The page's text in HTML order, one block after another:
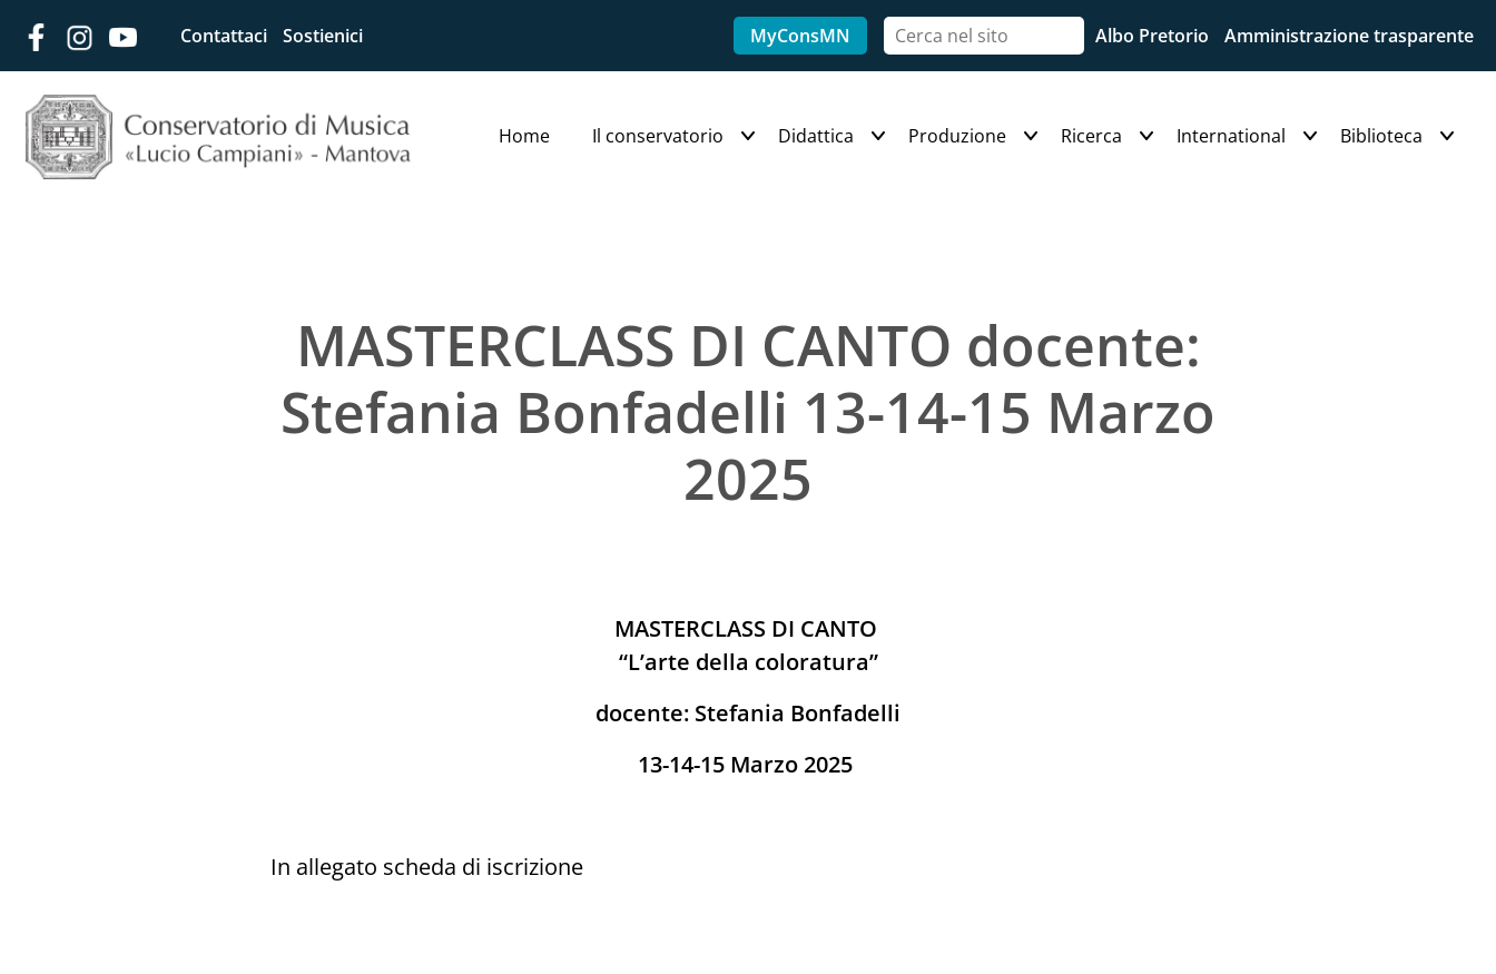
Contattaci Sostienici Albo Pretorio Amministrazione trasparente
MyConsMN
Home Il conservatorio Didattica Produzione Ricerca International Biblioteca
MASTERCLASS DI CANTO docente:
Stefania Bonfadelli 13-14-15 Marzo
2025
MASTERCLASS DI CANTO
“L’arte della coloratura”
docente: Stefania Bonfadelli
13-14-15 Marzo 2025
In allegato scheda di iscrizione